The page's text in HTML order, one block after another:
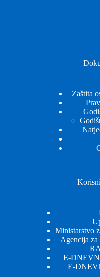
Zaštita
Ministarstvo
Agencija
E-
E-